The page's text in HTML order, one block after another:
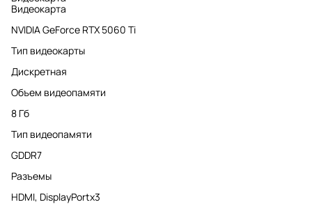
Видеокарта
NVIDIA GeForce RTX 5060 Ti
Тип видеокарты
Дискретная
Объем видеопамяти
8 Гб
Тип видеопамяти
GDDR7
Разъемы
HDMI, DisplayPortx3